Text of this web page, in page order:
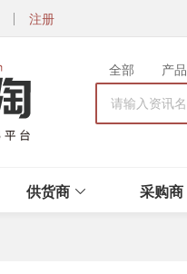
注册
全部 产品
供货商 采购商